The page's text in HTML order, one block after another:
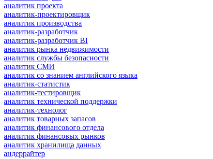
аналитик проекта
аналитик-проектировщик
аналитик производства
аналитик-разработчик
аналитик-разработчик BI
аналитик рынка недвижимости
аналитик службы безопасности
аналитик СМИ
аналитик со знанием английского языка
аналитик-статистик
аналитик-тестировщик
аналитик технической поддержки
аналитик-технолог
аналитик товарных запасов
аналитик финансового отдела
аналитик финансовых рынков
аналитик хранилища данных
андеррайтер